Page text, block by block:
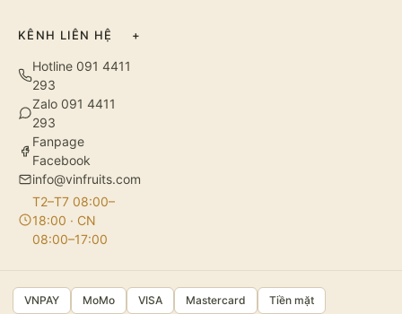
KÊNH LIÊN HỆ +
Hotline 091 4411
293
Zalo 091 4411
293
Fanpage
Facebook
info@vinfruits.com
T2–T7 08:00–
18:00 · CN
08:00–17:00
VNPAY MoMo VISA Mastercard Tiền mặt